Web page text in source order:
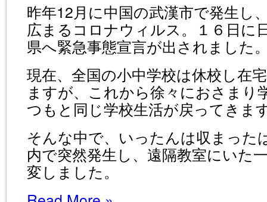
昨年12月に中国の武漢市で発生し
広まるコロナウィルス。１６日に
県へ緊急事態宣言が出されました
現在、全国の小中学校は休校し在
ますが、これから徐々におさまり
つもと同じ学校生活が戻ってきま
そんな中で、いったんは収まった
内で突然発生し、遠隔教室にいた
変しました。